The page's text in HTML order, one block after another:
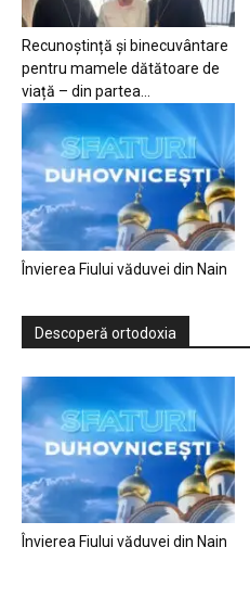
Recunoștință și binecuvântare
pentru mamele dătătoare de
viață – din partea...
Învierea Fiului văduvei din Nain
Descoperă ortodoxia
Învierea Fiului văduvei din Nain